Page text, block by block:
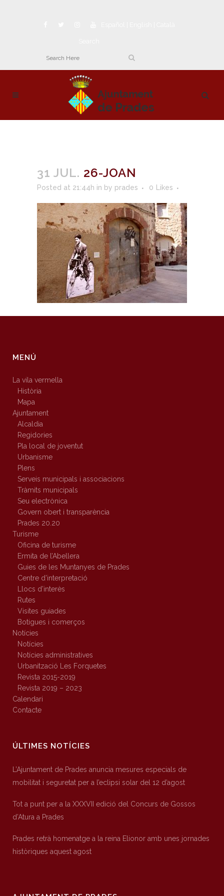
31 JUL. 26-JOAN
Posted at 21:44h in by prades 0 Likes
MENÚ
La vila vermella
Història
Mapa
Ajuntament
Alcaldia
Regidories
Pla local de joventut
Urbanisme
Plens
Serveis municipals i associacions
Tràmits municipals
Seu electrònica
Govern obert i transparència
Prades 20.20
Turisme
Oficina de turisme
Ermita de l’Abellera
Guies de les Muntanyes de Prades
Centre d’interpretació
Llocs d’interès
Rutes
Visites guiades
Botigues i comerços
Notícies
Notícies
Notícies administratives
Urbanització Les Forquetes
Revista 2015-2019
Revista 2019 – 2023
Calendari
Contacte
ÚLTIMES NOTÍCIES
L’Ajuntament de Prades anuncia mesures especials de
mobilitat i seguretat per a l’eclipsi solar del 12 d’agost
Tot a punt per a la XXXVII edició del Concurs de Gossos
d’Atura a Prades
Prades retrà homenatge a la reina Elionor amb unes jornades
històriques aquest agost